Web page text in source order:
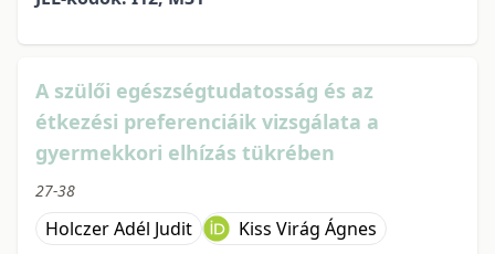
A szülői egészségtudatosság és az
étkezési preferenciáik vizsgálata a
gyermekkori elhízás tükrében
27-38
Holczer Adél Judit Kiss Virág Ágnes